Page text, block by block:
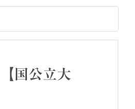
国公立大